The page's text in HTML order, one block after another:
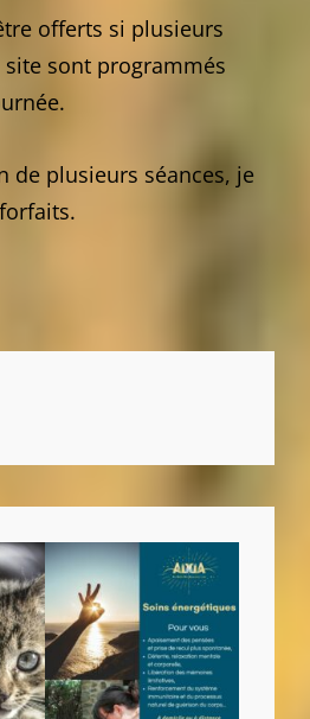
offerts si plusieurs
sont programmés
de plusieurs séances, je